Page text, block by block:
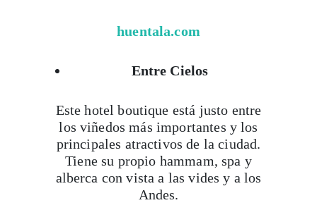
huentala.com
Entre Cielos
Este hotel boutique está justo entre
los viñedos más importantes y los
principales atractivos de la ciudad.
Tiene su propio hammam, spa y
alberca con vista a las vides y a los
Andes.